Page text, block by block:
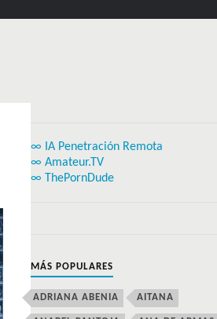
∞ IA Penetración Remota
∞ Amateur.TV
∞ ThePornDude
MÁS POPULARES
ADRIANA ABENIA AITANA